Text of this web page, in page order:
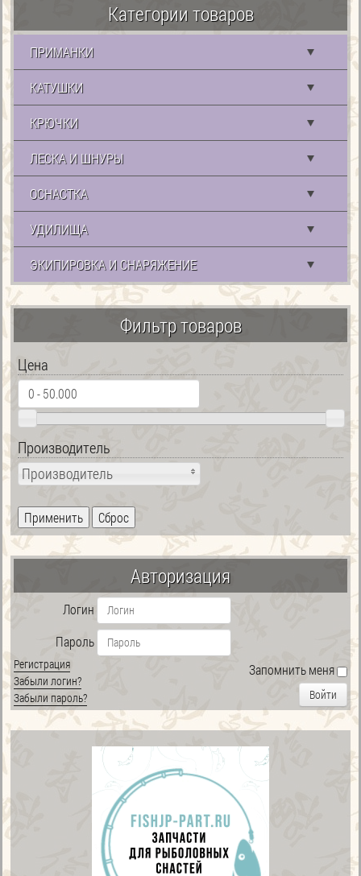
Категории товаров
ПРИМАНКИ
КАТУШКИ
КРЮЧКИ
ЛЕСКА И ШНУРЫ
ОСНАСТКА
УДИЛИЩА
ЭКИПИРОВКА И СНАРЯЖЕНИЕ
Фильтр товаров
Цена
Производитель
Производитель
Авторизация
Логин
Пароль
Запомнить меня
Войти
Регистрация
Забыли логин?
Забыли пароль?